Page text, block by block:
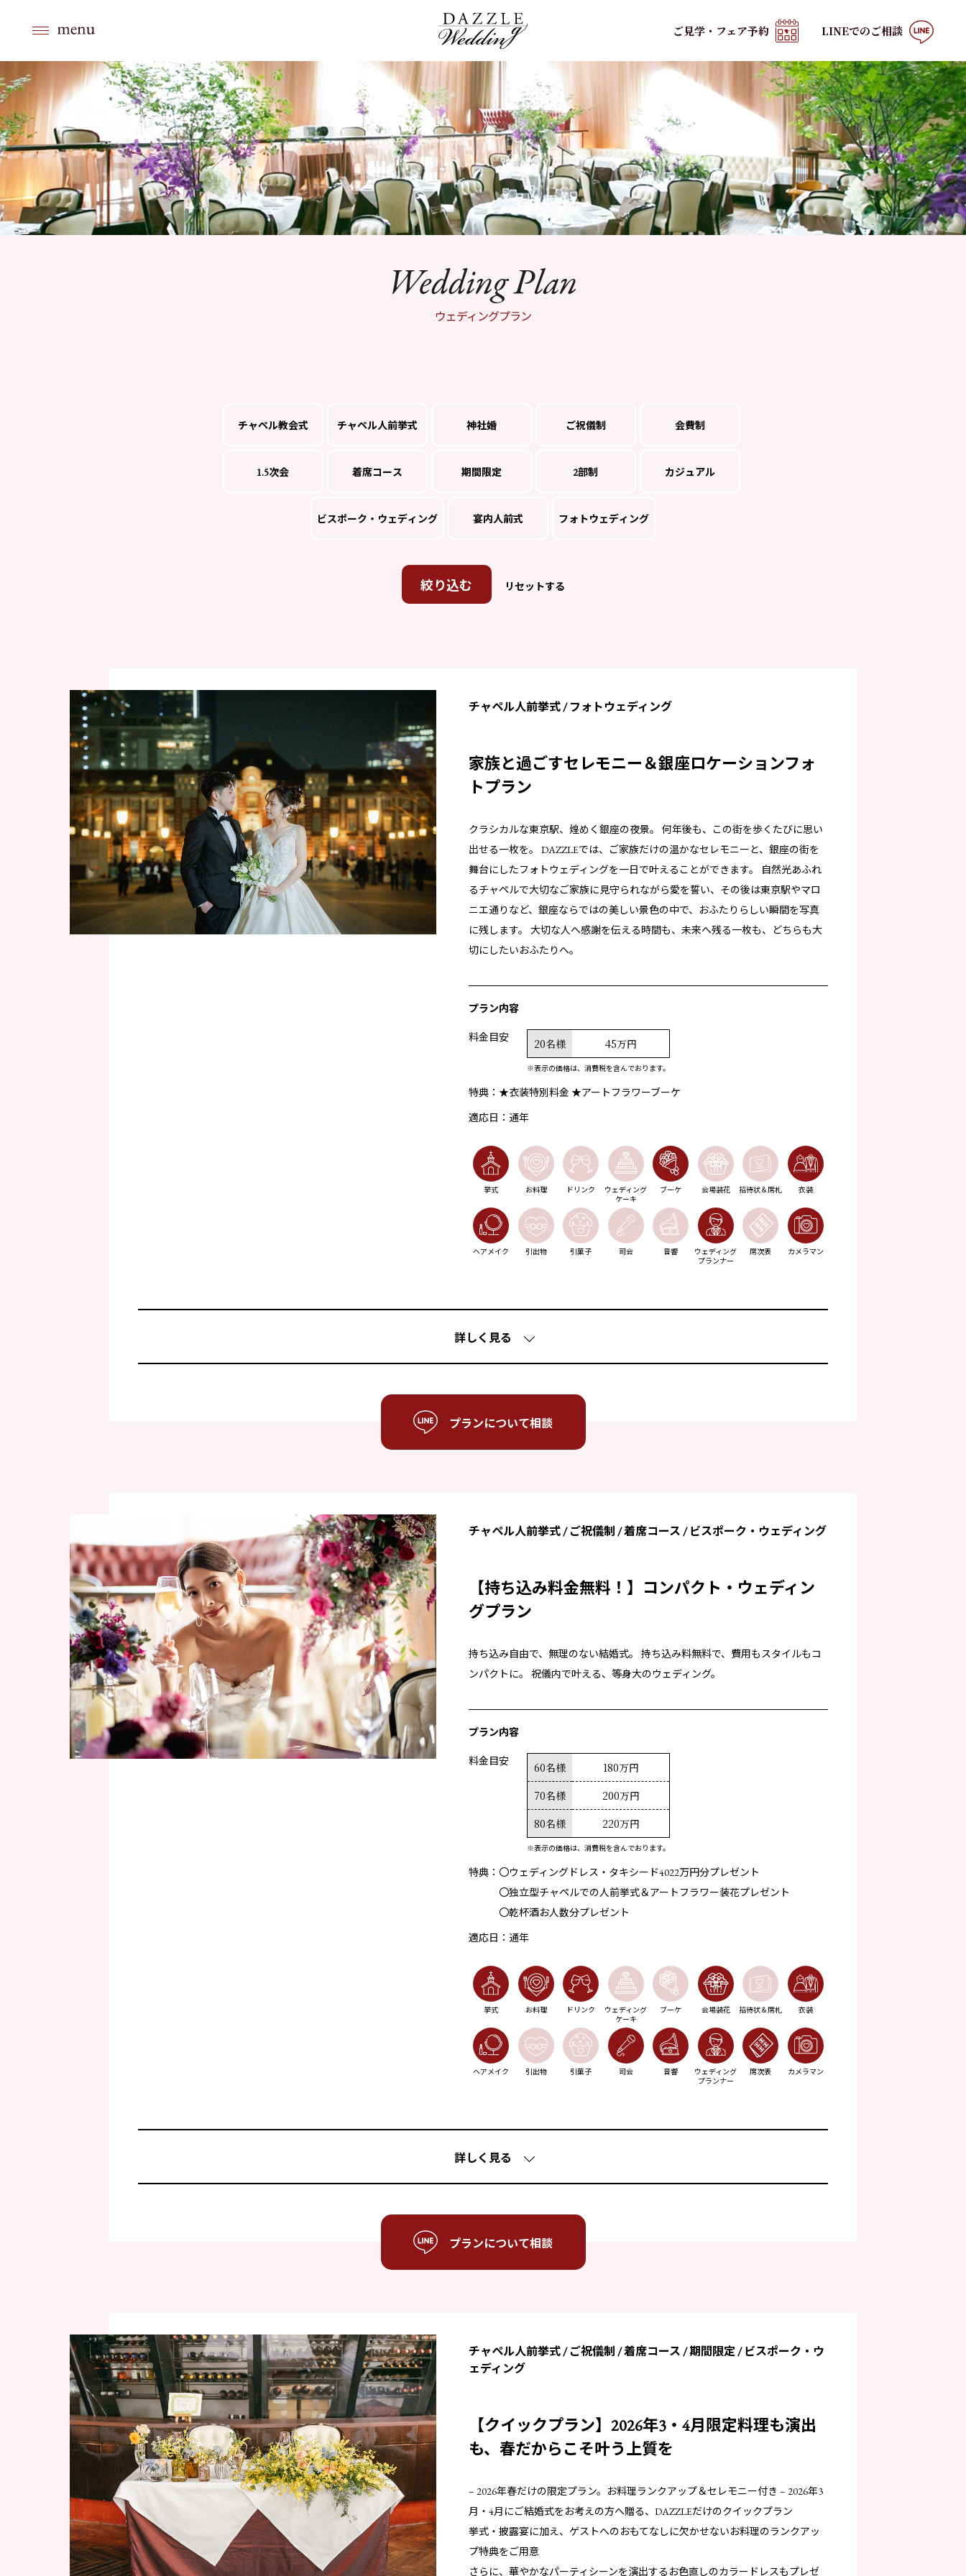
プラン
Bridal Fair
ブライダルフェア
Wedding Photo
ウェディングフォト
Story
ウェディングストーリー
Flow
当日までの流れ
News/Topics
0120-210-510
LINEでのご相談
ご見学 ・ フェア予約 LINEでのご相談
Wedding Plan
ウェディングプラン
チャペル教会式 チャペル人前挙式 神社婚 ご祝儀制 会費制
1.5次会 着席コース 期間限定 2部制 カジュアル
ビスポーク・ウェディング 宴内人前式 フォトウェディング
絞り込む リセットする
チャペル人前挙式 / フォトウェディング
家族と過ごすセレモニー＆銀座ロケーションフォ
トプラン
クラシカルな東京駅、煌めく銀座の夜景。 何年後も、この街を歩くたびに思い
出せる一枚を。 DAZZLEでは、ご家族だけの温かなセレモニーと、銀座の街を
舞台にしたフォトウェディングを一日で叶えることができます。 自然光あふれ
るチャペルで大切なご家族に見守られながら愛を誓い、その後は東京駅やマロ
ニエ通りなど、銀座ならではの美しい景色の中で、おふたりらしい瞬間を写真
に残します。 大切な人へ感謝を伝える時間も、未来へ残る一枚も、どちらも大
切にしたいおふたりへ。
プラン内容
料金目安 20名様 45万円
※表示の価格は、消費税を含んでおります。
特典： ★衣装特別料金 ★アートフラワーブーケ
適応日： 通年
挙式 お料理 ドリンク
ウェディング
ケーキ
ブーケ 会場装花 招待状＆席札 衣装
ヘアメイク 引出物 引菓子 司会 音響
ウェディング
プランナー
席次表 カメラマン
詳しく見る
プランについて相談
チャペル人前挙式 / ご祝儀制 / 着席コース / ビスポーク・ウェディング
【持ち込み料金無料！】コンパクト・ウェディン
グプラン
持ち込み自由で、無理のない結婚式。 持ち込み料無料で、費用もスタイルもコ
ンパクトに。 祝儀内で叶える、等身大のウェディング。
プラン内容
料金目安 60名様
180万円
70名様
200万円
80名様
220万円
※表示の価格は、消費税を含んでおります。
特典： 〇ウェディングドレス・タキシード4022万円分プレゼント
〇独立型チャペルでの人前挙式＆アートフラワー装花プレゼント
〇乾杯酒お人数分プレゼント
適応日： 通年
挙式 お料理 ドリンク
ウェディング
ケーキ
ブーケ 会場装花 招待状＆席札 衣装
ヘアメイク 引出物 引菓子 司会 音響
ウェディング
プランナー
席次表 カメラマン
詳しく見る
プランについて相談
チャペル人前挙式 / ご祝儀制 / 着席コース / 期間限定 / ビスポーク・ウ
ェディング
【クイックプラン】2026年3・4月限定料理も演出
も、春だからこそ叶う上質を
– 2026年春だけの限定プラン。お料理ランクアップ＆セレモニー付き – 2026年3
月・4月にご結婚式をお考えの方へ贈る、DAZZLEだけのクイックプラン
挙式・披露宴に加え、ゲストへのおもてなしに欠かせないお料理のランクアッ
プ特典をご用意
さらに、華やかなパーティシーンを演出するお色直しのカラードレスもプレゼ